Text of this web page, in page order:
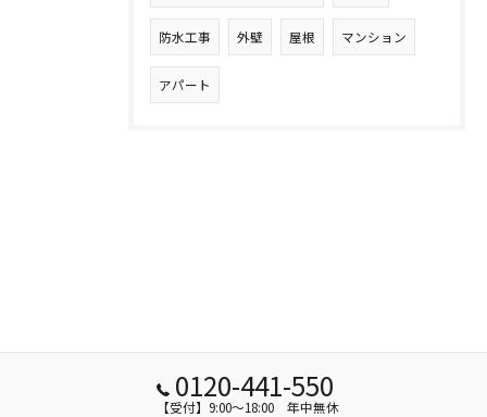
防水工事 外壁 屋根 マンション
アパート
0120-441-550
【受付】9:00～18:00 年中無休